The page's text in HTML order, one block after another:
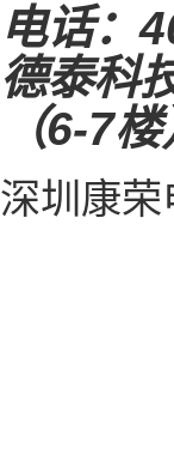
电话：
德泰科
（6-7楼
深圳康荣